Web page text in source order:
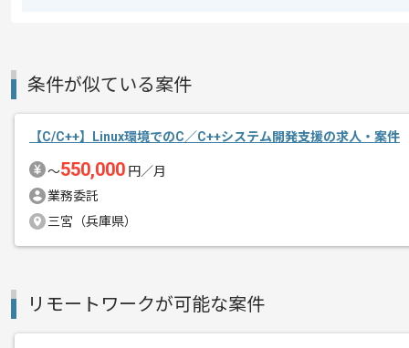
エージェントからのコ
ぜひ一度、ご商談で雰囲気等掴んでい
条件が似ている案件
【C/C++】Linux環境でのC／C++システム開発支援の求人・案件
〜550,000 円／月
業務委託
三宮（兵庫県）
リモートワークが可能な案件